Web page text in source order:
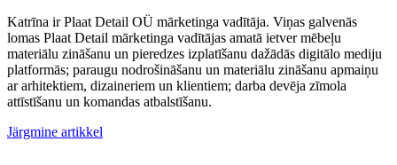
Katrīna ir Plaat Detail OÜ mārketinga vadītāja. Viņas galvenās
lomas Plaat Detail mārketinga vadītājas amatā ietver mēbeļu
materiālu zināšanu un pieredzes izplatīšanu dažādās digitālo mediju
platformās; paraugu nodrošināšanu un materiālu zināšanu apmaiņu
ar arhitektiem, dizaineriem un klientiem; darba devēja zīmola
attīstīšanu un komandas atbalstīšanu.
Järgmine artikkel